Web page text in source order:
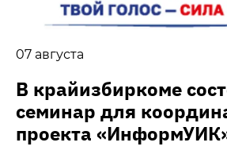
07 августа
В крайизбиркоме
семинар для
проекта